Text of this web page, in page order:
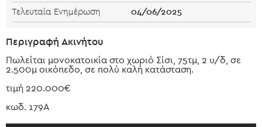
Τελευταία Ενημέρωση 04/06/2025
Περιγραφή Ακινήτου
Πωλείται μονοκατοικία στο χωριό Σίσι, 75τμ, 2 υ/δ, σε
2.500μ οικόπεδο, σε πολύ καλή κατάσταση.
τιμή 220.000€
κωδ. 179Α